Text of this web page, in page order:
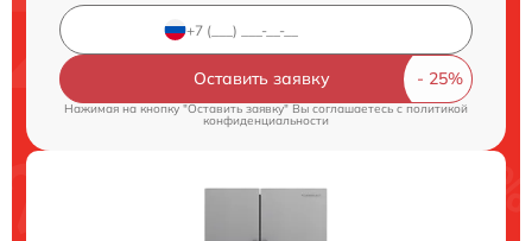
Оставить заявку
Нажимая на кнопку "Оставить заявку" Вы соглашаетесь cполитикой
конфиденциальности